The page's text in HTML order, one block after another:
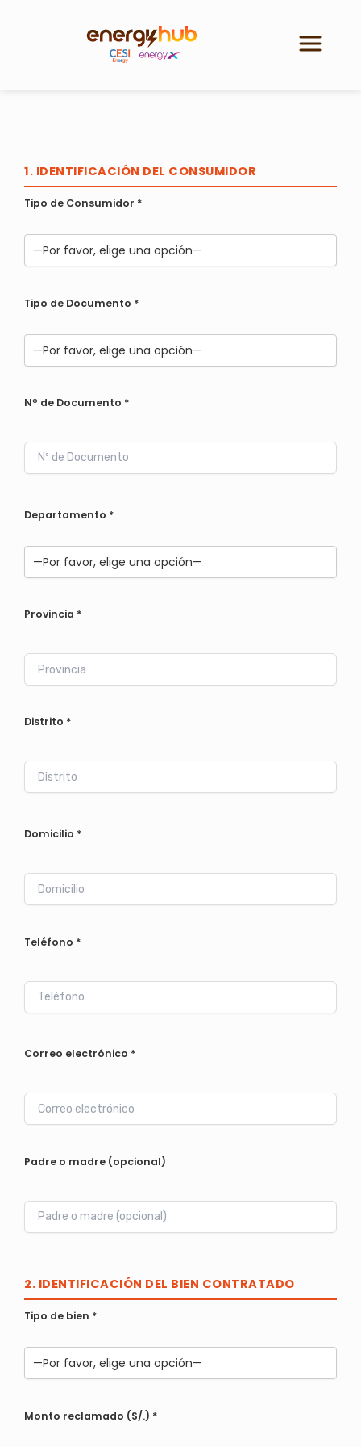
1. IDENTIFICACIÓN DEL CONSUMIDOR
Tipo de Consumidor *
Tipo de Documento *
Nº de Documento *
Departamento *
Provincia *
Distrito *
Domicilio *
Teléfono *
Correo electrónico *
Padre o madre (opcional)
2. IDENTIFICACIÓN DEL BIEN CONTRATADO
Tipo de bien *
Monto reclamado (S/.) *